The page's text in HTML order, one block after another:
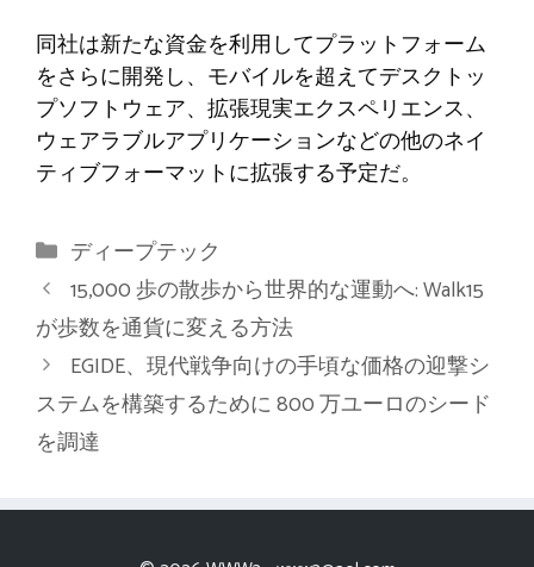
同社は新たな資金を利用してプラットフォーム
をさらに開発し、モバイルを超えてデスクトッ
プソフトウェア、拡張現実エクスペリエンス、
ウェアラブルアプリケーションなどの他のネイ
ティブフォーマットに拡張する予定だ。
カ
テ
ゴ
リ
ー
ディープテック
15,000 歩の散歩から世界的な運動へ: Walk15
が歩数を通貨に変える方法
EGIDE、現代戦争向けの手頃な価格の迎撃シ
ステムを構築するために 800 万ユーロのシード
を調達